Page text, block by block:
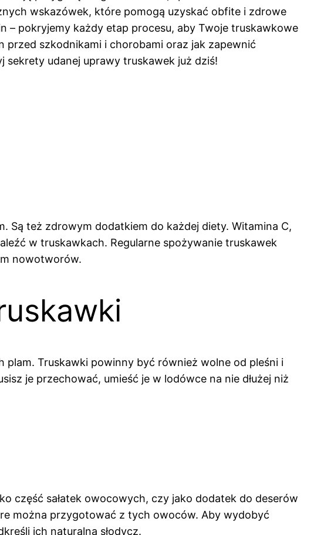
wskazówek, które pomogą uzyskać obfite i zdrowe
– pokryjemy każdy etap procesu, aby Twoje truskawkowe
przed szkodnikami i chorobami oraz jak zapewnić
sekrety udanej uprawy truskawek już dziś!
Są też zdrowym dodatkiem do każdej diety. Witamina C,
w truskawkach. Regularne spożywanie truskawek
nowotworów.
Truskawki powinny być również wolne od pleśni i
je przechować, umieść je w lodówce na nie dłużej niż
część sałatek owocowych, czy jako dodatek do deserów
można przygotować z tych owoców. Aby wydobyć
ich naturalną słodycz.